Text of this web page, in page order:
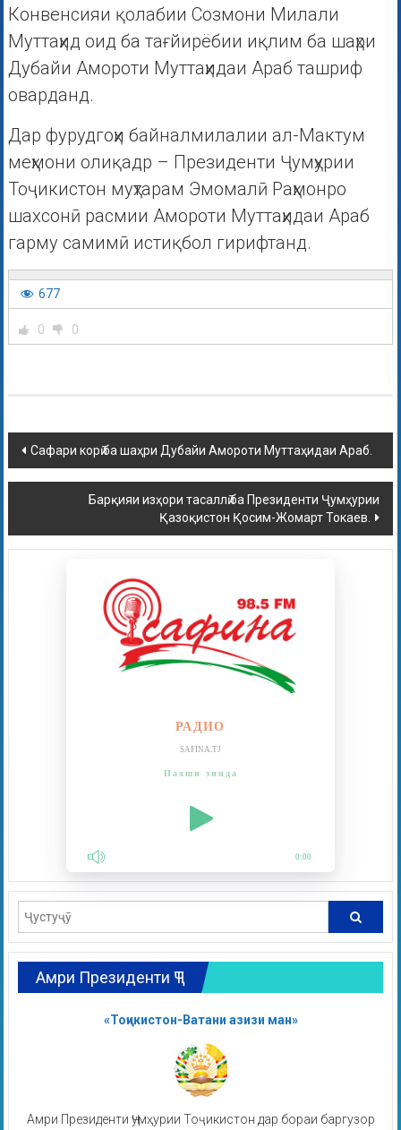
Конвенсияи қолабии Созмони Милали
Муттаҳид оид ба тағйирёбии иқлим ба шаҳри
Дубайи Амороти Муттаҳидаи Араб ташриф
оварданд.
Дар фурудгоҳи байналмилалии ал-Мактум
меҳмони олиқадр – Президенти Ҷумҳурии
Тоҷикистон муҳтарам Эмомалӣ Раҳмонро
шахсонӣ расмии Амороти Муттаҳидаи Араб
гарму самимӣ истиқбол гирифтанд.
677
0 0
Сафари корӣ ба шаҳри Дубайи Амороти Муттаҳидаи Араб.
Барқияи изҳори тасаллӣ ба Президенти Ҷумҳурии
Қазоқистон Қосим-Жомарт Токаев.
РАДИО
SAFINA.TJ
Пахши зинда
0:00
Амри Президенти ҶТ
«Тоҷикистон-Ватани азизи ман»
Амри Президенти Ҷумҳурии Тоҷикистон дар бораи баргузор